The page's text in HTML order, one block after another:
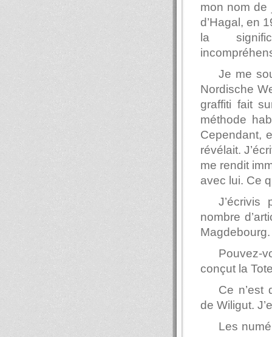
mon nom de
d’Hagal, en
la
Je me
Nordische
graffiti fait
méthode
Cependant,
révélait.
me rendit
avec lui. Ce
nombre
Magdebourg.
Pouvez-
conçut la
Ce n’est
de Wiligut.
Les